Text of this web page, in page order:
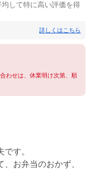
して特に高い評価を得
詳しくはこちら
わせは、休業明け次第、順
す。
お弁当のおかず、